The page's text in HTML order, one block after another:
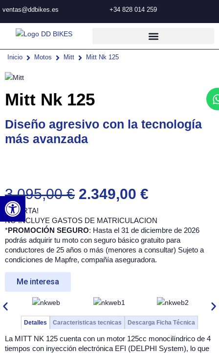
Abrir barra de herramientas
contenido
ventas@ddbikes.es +34 828 014 259
Inicio Motos Mitt Mitt Nk 125
Mitt Nk 125
Diseño agresivo con la tecnología
más avanzada
3.095,00€ El
original
era:
3.095,00 €.
2.349,00 €
actual
es:
2.349,00
¡OFERTA!
NO INCLUYE GASTOS DE MATRICULACION
*PROMOCIÓN SEGURO: Hasta el 31 de diciembre de 2026
podrás adquirir tu moto con seguro básico gratuito para
conductores de 25 años o más (menores a consultar) Sujeto a
condiciones de Mapfre, compañía aseguradora.
Me interesa
Detalles Caracteristicas tecnicas Descarga Ficha Técnica
La MITT NK 125 cuenta con un motor 125cc monocilíndrico de 4
tiempos con inyección electrónica EFI (DELPHI System), lo que